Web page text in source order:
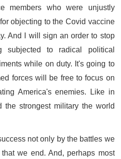
members who were unjustly
objecting to the Covid vaccine
And I will sign an order to stop
subjected to radical political
while on duty. It's going to
forces will be free to focus on
America's enemies. Like in
strongest military the world
not only by the battles we
we end. And, perhaps most